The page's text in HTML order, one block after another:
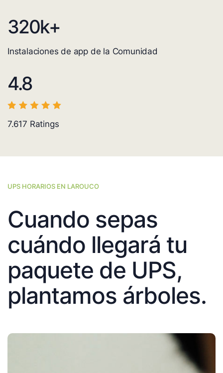
320k+
Instalaciones de app de la Comunidad
4.8
7.617 Ratings
UPS HORARIOS EN LAROUCO
Cuando sepas
cuándo llegará tu
paquete de UPS,
plantamos árboles.